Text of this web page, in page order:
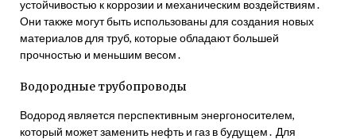
устойчивостью к коррозии и механическим воздействиям․
Они также могут быть использованы для создания новых
материалов для труб, которые обладают большей
прочностью и меньшим весом․
Водородные трубопроводы
Водород является перспективным энергоносителем,
который может заменить нефть и газ в будущем․ Для